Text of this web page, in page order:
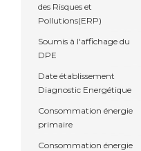
des Risques et
Pollutions(ERP)
Soumis à l'affichage du
DPE
Date établissement
Diagnostic Energétique
Consommation énergie
primaire
Consommation énergie